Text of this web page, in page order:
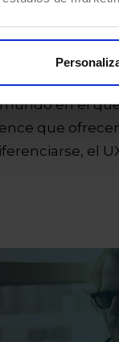
en el
que
el